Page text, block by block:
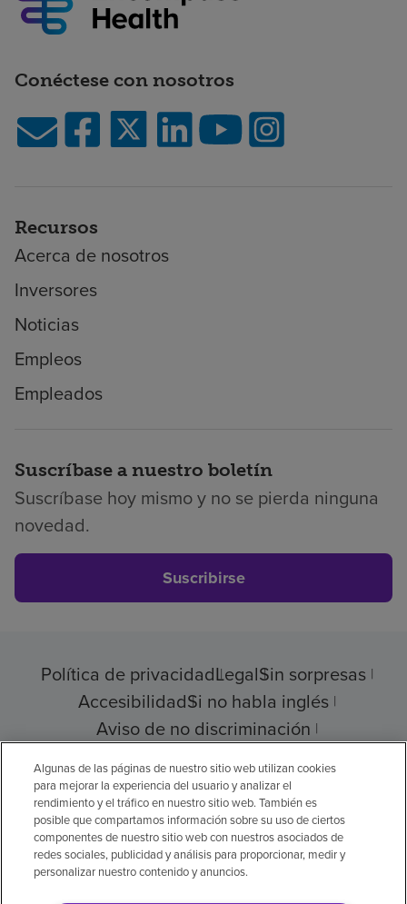
Conéctese con nosotros
Recursos
Acerca de nosotros
Inversores
Noticias
Empleos
Empleados
Suscríbase a nuestro boletín
Suscríbase hoy mismo y no se pierda ninguna
novedad.
Suscribirse
Política de privacidadLegalSin sorpresas
AccesibilidadSi no habla inglés
Aviso de no discriminación
Cumplimiento de los proveedores
© 2026 Encompass Health Corporation
Preferencias de cookies
Algunas de las páginas de nuestro sitio web utilizan cookies
para mejorar la experiencia del usuario y analizar el
rendimiento y el tráfico en nuestro sitio web. También es
posible que compartamos información sobre su uso de ciertos
componentes de nuestro sitio web con nuestros asociados de
redes sociales, publicidad y análisis para proporcionar, medir y
personalizar nuestro contenido y anuncios.